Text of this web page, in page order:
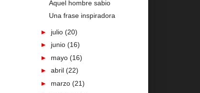
Aquel hombre sabio
Una frase inspiradora
► julio (20)
► junio (16)
► mayo (16)
► abril (22)
► marzo (21)